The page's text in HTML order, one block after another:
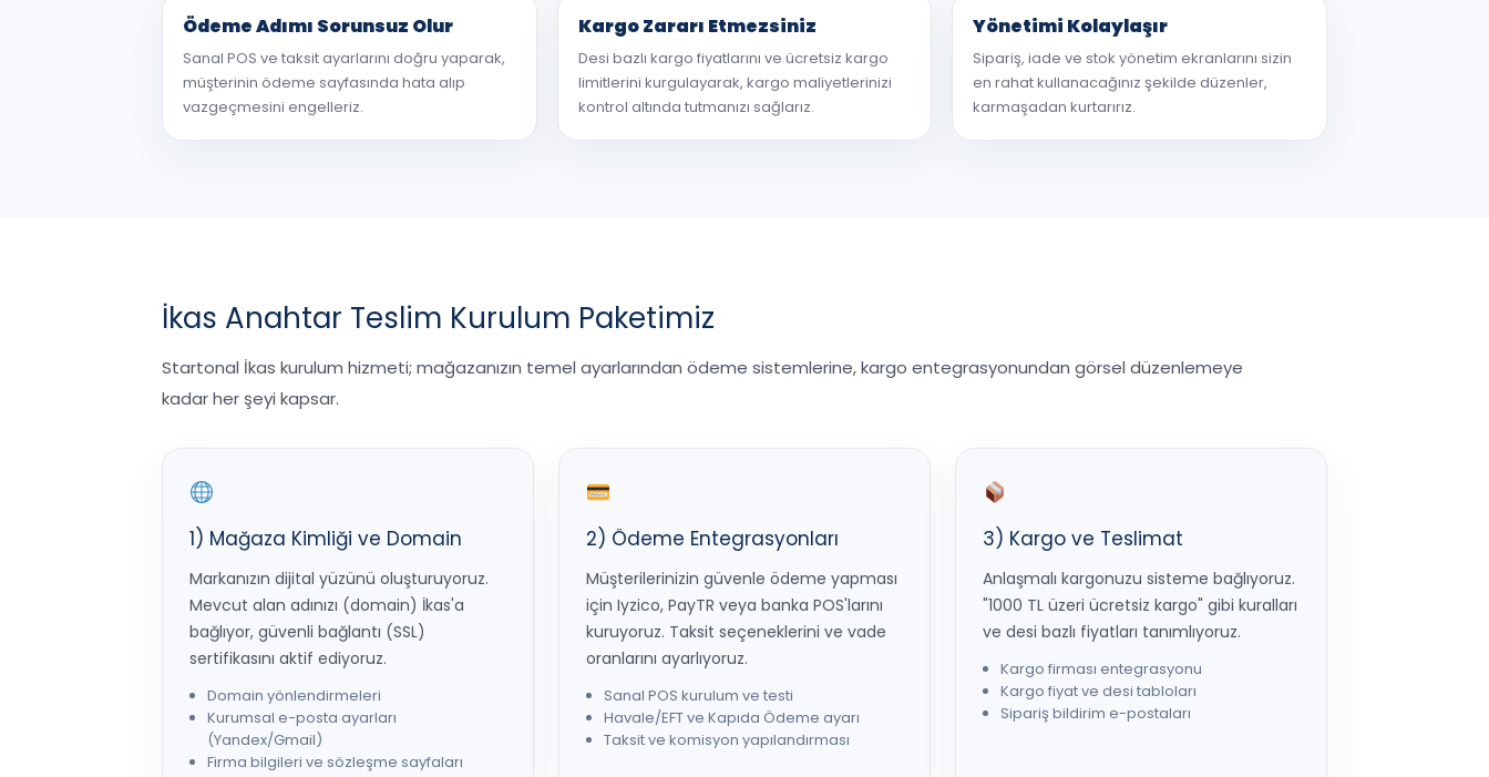
Ödeme Adımı Sorunsuz Olur
Sanal POS ve taksit ayarlarını doğru yaparak,
müşterinin ödeme sayfasında hata alıp
vazgeçmesini engelleriz.
Kargo Zararı Etmezsiniz
Desi bazlı kargo fiyatlarını ve ücretsiz kargo
limitlerini kurgulayarak, kargo maliyetlerinizi
kontrol altında tutmanızı sağlarız.
Yönetimi Kolaylaşır
Sipariş, iade ve stok yönetim ekranlarını sizin
en rahat kullanacağınız şekilde düzenler,
karmaşadan kurtarırız.
İkas Anahtar Teslim Kurulum Paketimiz
Startonal İkas kurulum hizmeti; mağazanızın temel ayarlarından ödeme sistemlerine, kargo entegrasyonundan görsel düzenlemeye
kadar her şeyi kapsar.
1) Mağaza Kimliği ve Domain
Markanızın dijital yüzünü oluşturuyoruz.
Mevcut alan adınızı (domain) İkas'a
bağlıyor, güvenli bağlantı (SSL)
sertifikasını aktif ediyoruz.
Domain yönlendirmeleri
Kurumsal e-posta ayarları
(Yandex/Gmail)
Firma bilgileri ve sözleşme sayfaları
2) Ödeme Entegrasyonları
Müşterilerinizin güvenle ödeme yapması
için Iyzico, PayTR veya banka POS'larını
kuruyoruz. Taksit seçeneklerini ve vade
oranlarını ayarlıyoruz.
Sanal POS kurulum ve testi
Havale/EFT ve Kapıda Ödeme ayarı
Taksit ve komisyon yapılandırması
3) Kargo ve Teslimat
Anlaşmalı kargonuzu sisteme bağlıyoruz.
"1000 TL üzeri ücretsiz kargo" gibi kuralları
ve desi bazlı fiyatları tanımlıyoruz.
Kargo firması entegrasyonu
Kargo fiyat ve desi tabloları
Sipariş bildirim e-postaları